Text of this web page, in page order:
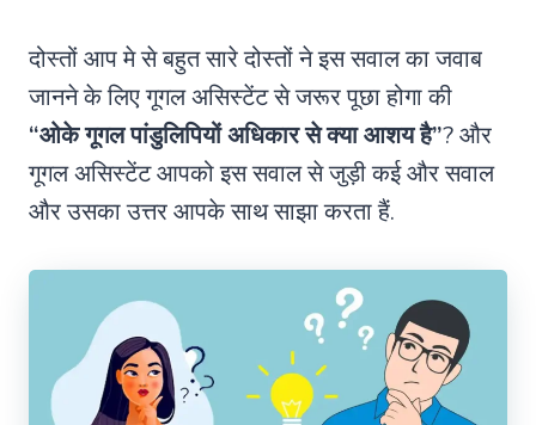
दोस्तों आप मे से बहुत सारे दोस्तों ने इस सवाल का जवाब
जानने के लिए गूगल असिस्टेंट से जरूर पूछा होगा की
“ओके गूगल पांडुलिपियों अधिकार से क्या आशय है”? और
गूगल असिस्टेंट आपको इस सवाल से जुड़ी कई और सवाल
और उसका उत्तर आपके साथ साझा करता हैं.